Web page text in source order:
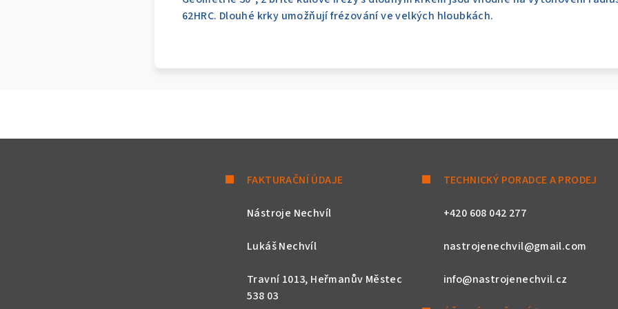
62HRC. Dlouhé krky umožňují frézování ve velkých hloubkách.
FAKTURAČNÍ ÚDAJE
Nástroje Nechvíl
Lukáš Nechvíl
Travní 1013, Heřmanův Městec
538 03
TECHNICKÝ PORADCE A PRODEJ
+420 608 042 277
nastrojenechvil@gmail.com
info@nastrojenechvil.cz